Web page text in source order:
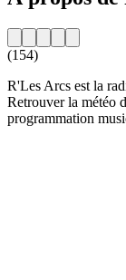
(154)
R'Les Arcs est la
Retrouver la météo
programmation